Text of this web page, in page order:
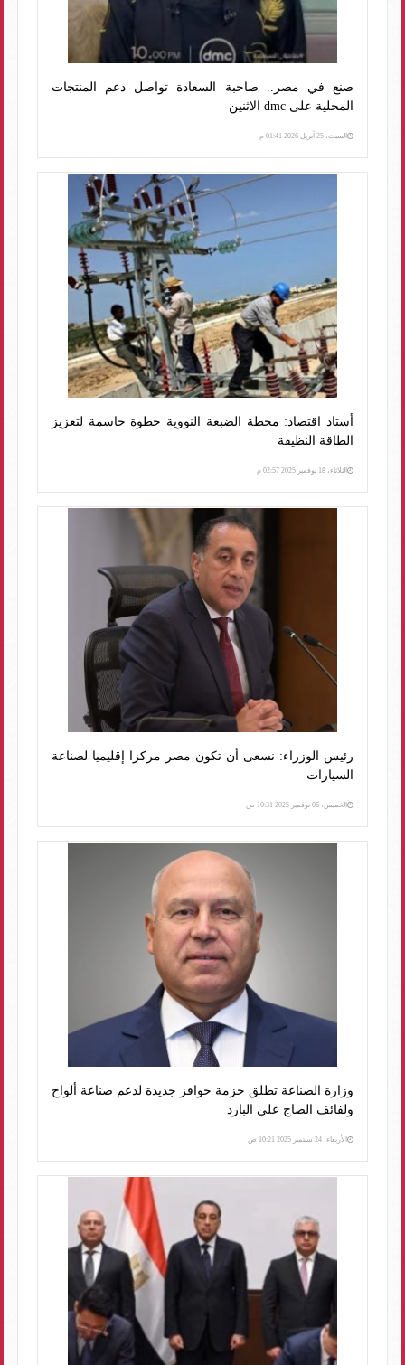
صنع في مصر.. صاحبة السعادة تواصل دعم المنتجات
المحلية على dmc الاثنين
السبت، 25 أبريل 2026 01:41 م
أستاذ اقتصاد: محطة الضبعة النووية خطوة حاسمة لتعزيز
الطاقة النظيفة
الثلاثاء، 18 نوفمبر 2025 02:57 م
رئيس الوزراء: نسعى أن تكون مصر مركزا إقليميا لصناعة
السيارات
الخميس، 06 نوفمبر 2025 10:31 ص
وزارة الصناعة تطلق حزمة حوافز جديدة لدعم صناعة ألواح
ولفائف الصاج على البارد
الأربعاء، 24 سبتمبر 2025 10:21 ص